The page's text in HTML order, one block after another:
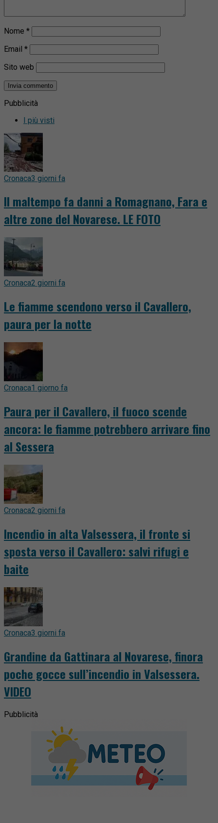
Nome *
Email *
Sito web
Pubblicità
I più visti
Cronaca3 giorni fa
Il maltempo fa danni a Romagnano, Fara e
altre zone del Novarese. LE FOTO
Cronaca2 giorni fa
Le fiamme scendono verso il Cavallero,
paura per la notte
Cronaca1 giorno fa
Paura per il Cavallero, il fuoco scende
ancora: le fiamme potrebbero arrivare fino
al Sessera
Cronaca2 giorni fa
Incendio in alta Valsessera, il fronte si
sposta verso il Cavallero: salvi rifugi e
baite
Cronaca3 giorni fa
Grandine da Gattinara al Novarese, finora
poche gocce sull’incendio in Valsessera.
VIDEO
Pubblicità